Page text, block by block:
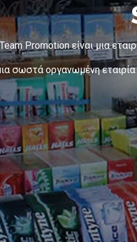
Promotion είναι μια
σωστά οργανωμένη